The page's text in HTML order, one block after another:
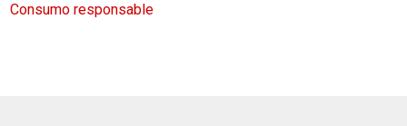
Consumo responsable